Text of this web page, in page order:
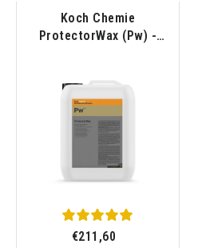
Koch Chemie
ProtectorWax (Pw) -
€211,60